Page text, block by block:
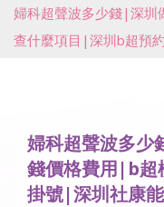
婦科超聲波多少錢|深圳
查什麼項目|深圳b超預
婦科超聲波多少
錢價格費用|b超
掛號|深圳社康